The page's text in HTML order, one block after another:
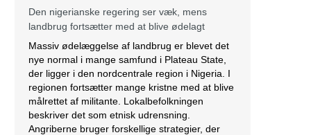
Den nigerianske regering ser væk, mens
landbrug fortsætter med at blive ødelagt
Massiv ødelæggelse af landbrug er blevet det
nye normal i mange samfund i Plateau State,
der ligger i den nordcentrale region i Nigeria. I
regionen fortsætter mange kristne med at blive
målrettet af militante. Lokalbefolkningen
beskriver det som etnisk udrensning.
Angriberne bruger forskellige strategier, der